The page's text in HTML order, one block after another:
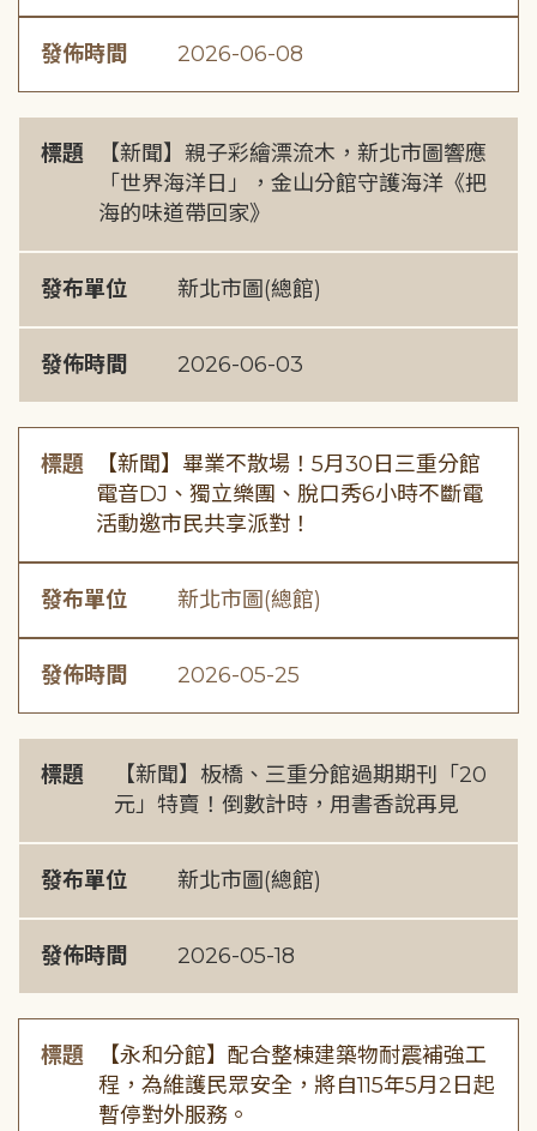
發佈時間 2026-06-08
標題
【新聞】親子彩繪漂流木，新北市圖響應
「世界海洋日」，金山分館守護海洋《把
海的味道帶回家》
發布單位 新北市圖(總館)
發佈時間 2026-06-03
標題
【新聞】畢業不散場！5月30日三重分館
電音DJ、獨立樂團、脫口秀6小時不斷電
活動邀市民共享派對！
發布單位 新北市圖(總館)
發佈時間 2026-05-25
標題
【新聞】板橋、三重分館過期期刊「20
元」特賣！倒數計時，用書香說再見
發布單位 新北市圖(總館)
發佈時間 2026-05-18
標題
【永和分館】配合整棟建築物耐震補強工
程，為維護民眾安全，將自115年5月2日起
暫停對外服務。